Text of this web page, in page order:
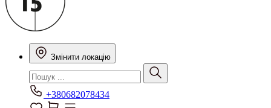
Змінити локацію
+380682078434